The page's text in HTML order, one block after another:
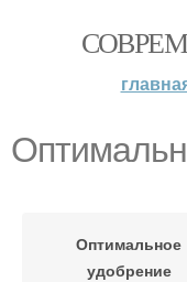
Оптимальное
удобрение